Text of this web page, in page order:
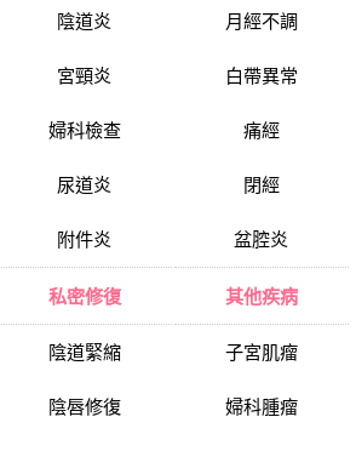
陰道炎
宮頸炎
婦科檢查
尿道炎
附件炎
月經不調
白帶異常
痛經
閉經
盆腔炎
私密修復
陰道緊縮
陰唇修復
其他疾病
子宮肌瘤
婦科腫瘤